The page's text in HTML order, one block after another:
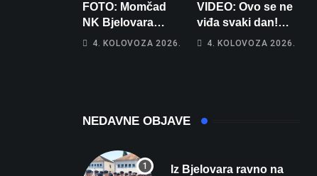
FOTO: Momčad
NK Bjelovara
poprima jesenski
4. KOLOVOZA 2026.
VIDEO: Ovo se ne
viđa svaki dan!
Netko je na auto
4. KOLOVOZA 2026.
NEDAVNE OBJAVE
Iz Bjelovara ravno na